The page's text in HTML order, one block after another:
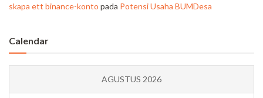
skapa ett binance-konto pada Potensi Usaha BUMDesa
Calendar
AGUSTUS 2026